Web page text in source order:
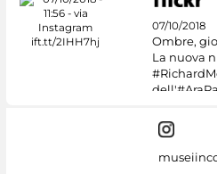
07/10/2018
Ombre,
La nuova